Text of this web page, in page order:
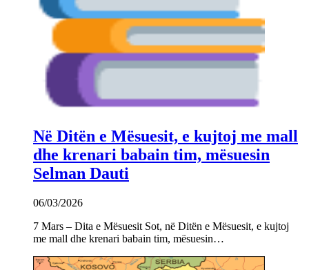
Në Ditën e Mësuesit, e kujtoj me mall
dhe krenari babain tim, mësuesin
Selman Dauti
06/03/2026
7 Mars – Dita e Mësuesit Sot, në Ditën e Mësuesit, e kujtoj
me mall dhe krenari babain tim, mësuesin…